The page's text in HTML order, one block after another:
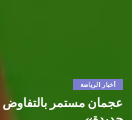
أخبار الرياضة
عجمان مستمر بالتفاوض